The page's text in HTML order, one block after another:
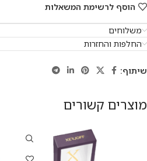
הוסף לרשימת המשאלות
משלוחים
החלפות והחזרות
שיתוף:
מוצרים קשורים